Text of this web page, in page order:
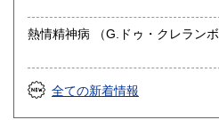
熱情精神病 （G.ドゥ・ク
全ての新着情報